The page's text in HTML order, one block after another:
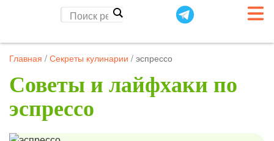
Главная / Секреты кулинарии / эспрессо
Советы и лайфхаки по
эспрессо